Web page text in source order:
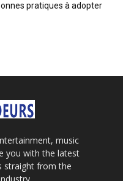
pratiques à adopter
music
you with the latest
straight from the